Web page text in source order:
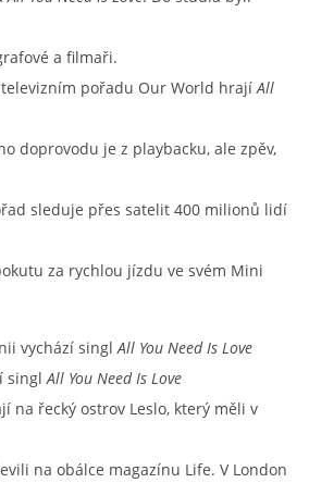
|RSS|Aktualizováno: 5. 8. 2026|Nahoru ↑
a filmaři.
pořadu Our World hrajíAll
je z playbacku, ale zpěv,
přes satelit 400 milionů lidí
za rychlou jízdu ve svém Mini
vychází singlAll You Need Is Love
singlAll You Need Is Love
na řecký ostrov Leslo, který měli v
na obálce magazínu Life. V London